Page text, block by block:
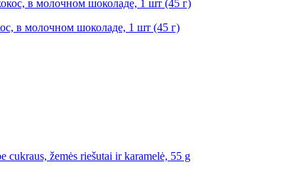
в молочном шоколаде, 1 шт (45 г)